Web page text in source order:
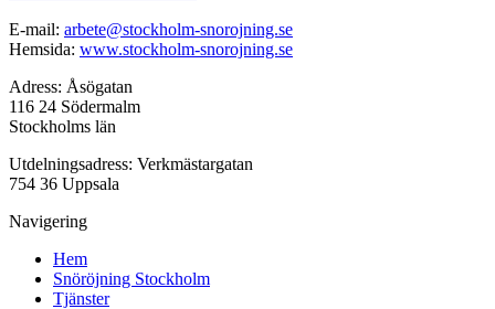
E-mail: arbete@stockholm-snorojning.se
Hemsida: www.stockholm-snorojning.se
Adress: Åsögatan
116 24 Södermalm
Stockholms län
Utdelningsadress: Verkmästargatan
754 36 Uppsala
Navigering
Hem
Snöröjning Stockholm
Tjänster